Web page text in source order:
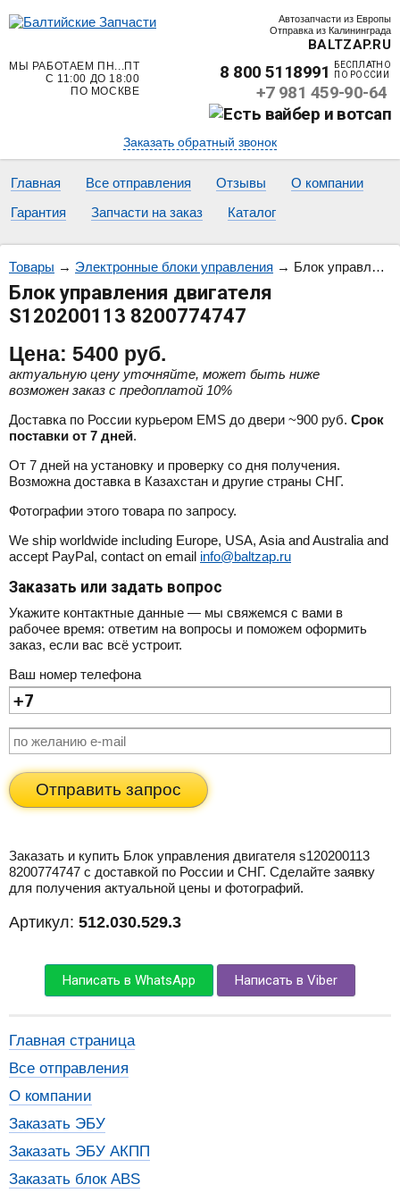
Автозапчасти из Европы
Отправка из Калининграда
BALTZAP.RU
МЫ РАБОТАЕМ ПН...ПТ
С 11:00 ДО 18:00
ПО МОСКВЕ
8 800 5118991
БЕСПЛАТНО
ПО РОССИИ
+7 981 459-90-64
Заказать обратный звонок
Главная Все отправления Отзывы
О компании
Гарантия
Запчасти на заказ Каталог
Товары → Электронные блоки управления → Блок управления двигателя S120200113 8200774747
Блок управления двигателя
S120200113 8200774747
Цена: 5400 руб.
актуальную цену уточняйте, может быть ниже
возможен заказ с предоплатой 10%
Доставка по России курьером EMS до двери ~900 руб. Срок
поставки от 7 дней.
От 7 дней на установку и проверку со дня получения.
Возможна доставка в Казахстан и другие страны СНГ.
Фотографии этого товара по запросу.
We ship worldwide including Europe, USA, Asia and Australia and
accept PayPal, contact on email info@baltzap.ru
Заказать или задать вопрос
Укажите контактные данные — мы свяжемся с вами в
рабочее время: ответим на вопросы и поможем оформить
заказ, если вас всё устроит.
Ваш номер телефона
Отправить запрос
Заказать и купить Блок управления двигателя s120200113
8200774747 с доставкой по России и СНГ. Сделайте заявку
для получения актуальной цены и фотографий.
Артикул: 512.030.529.3
Написать в WhatsApp Написать в Viber
Главная страница
Все отправления
О компании
Заказать ЭБУ
Заказать ЭБУ АКПП
Заказать блок ABS